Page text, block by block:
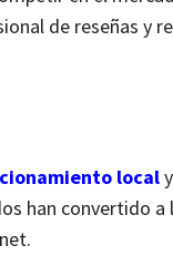
de reseñas y
local
han convertido a